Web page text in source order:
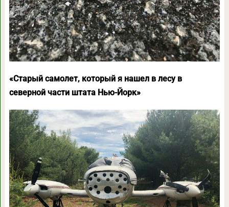
«Старый самолет, который я нашел в лесу в
северной части штата Нью-Йорк»